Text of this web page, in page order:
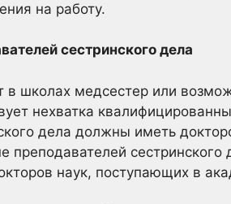
на работу.
сестринского дела
в школах медсестер или
нехватка
дела должны иметь
преподавателей
наук, поступающих в